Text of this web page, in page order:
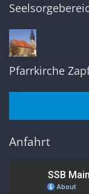
Pfarrkirche
Anfahrt